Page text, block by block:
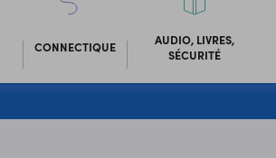
CONNECTIQUE
AUDIO, LIVRES,
SÉCURITÉ